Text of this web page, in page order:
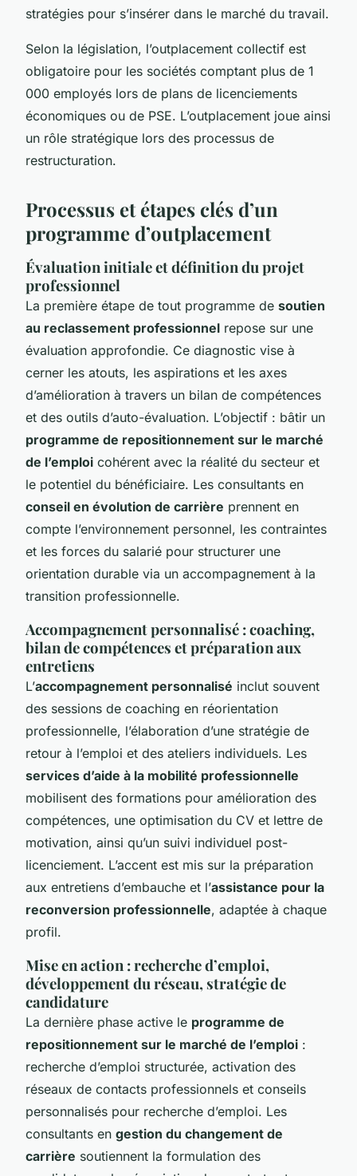
stratégies pour s’insérer dans le marché du travail.
Selon la législation, l’outplacement collectif est
obligatoire pour les sociétés comptant plus de 1
000 employés lors de plans de licenciements
économiques ou de PSE. L’outplacement joue ainsi
un rôle stratégique lors des processus de
restructuration.
Processus et étapes clés d’un
programme d’outplacement
Évaluation initiale et définition du projet
professionnel
La première étape de tout programme de soutien
au reclassement professionnel repose sur une
évaluation approfondie. Ce diagnostic vise à
cerner les atouts, les aspirations et les axes
d’amélioration à travers un bilan de compétences
et des outils d’auto-évaluation. L’objectif : bâtir un
programme de repositionnement sur le marché
de l’emploi cohérent avec la réalité du secteur et
le potentiel du bénéficiaire. Les consultants en
conseil en évolution de carrière prennent en
compte l’environnement personnel, les contraintes
et les forces du salarié pour structurer une
orientation durable via un accompagnement à la
transition professionnelle.
Accompagnement personnalisé : coaching,
bilan de compétences et préparation aux
entretiens
L’accompagnement personnalisé inclut souvent
des sessions de coaching en réorientation
professionnelle, l’élaboration d’une stratégie de
retour à l’emploi et des ateliers individuels. Les
services d’aide à la mobilité professionnelle
mobilisent des formations pour amélioration des
compétences, une optimisation du CV et lettre de
motivation, ainsi qu’un suivi individuel post-
licenciement. L’accent est mis sur la préparation
aux entretiens d’embauche et l’assistance pour la
reconversion professionnelle, adaptée à chaque
profil.
Mise en action : recherche d’emploi,
développement du réseau, stratégie de
candidature
La dernière phase active le programme de
repositionnement sur le marché de l’emploi :
recherche d’emploi structurée, activation des
réseaux de contacts professionnels et conseils
personnalisés pour recherche d’emploi. Les
consultants en gestion du changement de
carrière soutiennent la formulation des